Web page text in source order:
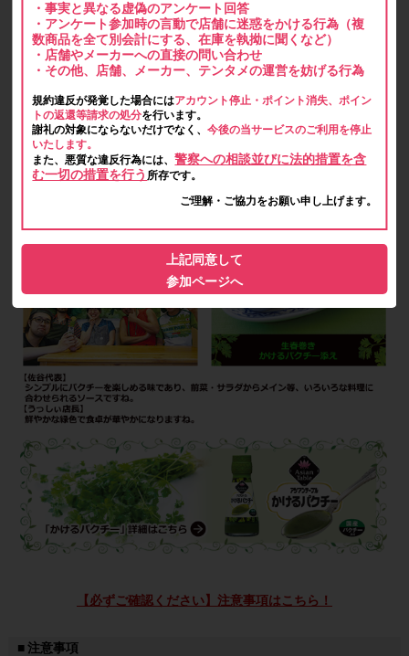
【必ずご確認ください】注意事項はこちら！
■ 注意事項
・事実と異なる虚偽のアンケート回答
・アンケート参加時の言動で店舗に迷惑をかける行為（複
数商品を全て別会計にする、在庫を執拗に聞くなど）
・店舗やメーカーへの直接の問い合わせ
・その他、店舗、メーカー、テンタメの運営を妨げる行為
規約違反が発覚した場合にはアカウント停止・ポイント消失、ポイン
トの返還等請求の処分を行います。
謝礼の対象にならないだけでなく、今後の当サービスのご利用を停止
いたします。
また、悪質な違反行為には、警察への相談並びに法的措置を含
む一切の措置を行う 所存です。
ご理解・ご協力をお願い申し上げます。
上記同意して
参加ページへ